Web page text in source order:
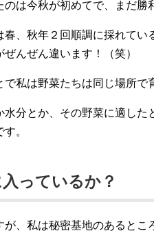
のは今秋が初めてで、まだ
春、秋年２回順調に採れて
んぜん違います！（笑）
で私は野菜たちは同じ場所で
水分とか、その野菜に適し
。
っているか？
が、私は秘密基地のあると